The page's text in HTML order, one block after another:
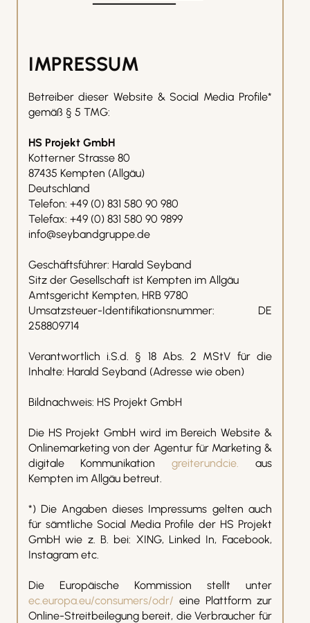
IMPRESSUM
Betreiber dieser Website & Social Media Profile*
gemäß § 5 TMG:
HS Projekt GmbH
Kotterner Strasse 80
87435 Kempten (Allgäu)
Deutschland
Telefon: +49 (0) 831 580 90 980
Telefax: +49 (0) 831 580 90 9899
info@seybandgruppe.de
Geschäftsführer: Harald Seyband
Sitz der Gesellschaft ist Kempten im Allgäu
Amtsgericht Kempten, HRB 9780
Umsatzsteuer-Identifikationsnummer: DE
258809714
Verantwortlich i.S.d. § 18 Abs. 2 MStV für die
Inhalte: Harald Seyband (Adresse wie oben)
Bildnachweis: HS Projekt GmbH
Die HS Projekt GmbH wird im Bereich Website &
Onlinemarketing von der Agentur für Marketing &
digitale Kommunikationgreiterundcie. aus
Kempten im Allgäu betreut.
*) Die Angaben dieses Impressums gelten auch
für sämtliche Social Media Profile der HS Projekt
GmbH wie z. B. bei: XING, Linked In, Facebook,
Instagram etc.
Die Europäische Kommission stellt unter
ec.europa.eu/consumers/odr/ eine Plattform zur
Online-Streitbeilegung bereit, die Verbraucher für